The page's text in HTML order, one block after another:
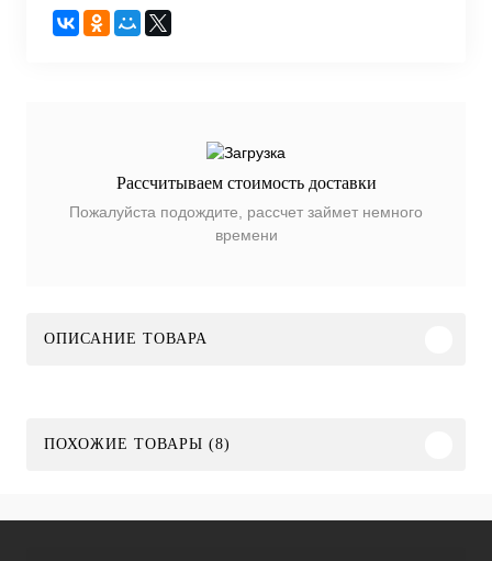
Рассчитываем стоимость доставки
Пожалуйста подождите, рассчет займет немного
времени
ОПИСАНИЕ ТОВАРА
ПОХОЖИЕ ТОВАРЫ (8)